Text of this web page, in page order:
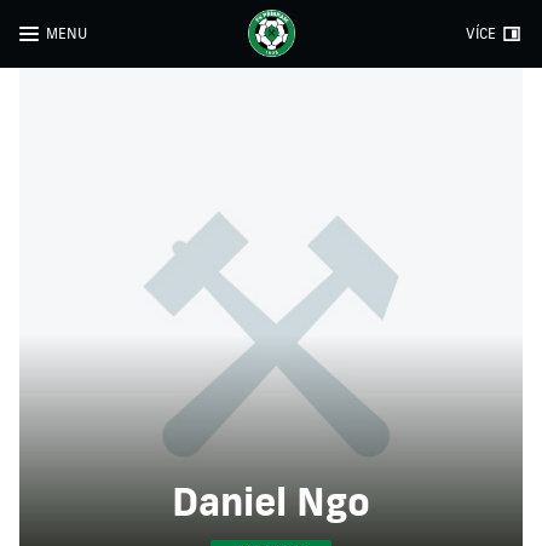
MENU VÍCE
Daniel Ngo